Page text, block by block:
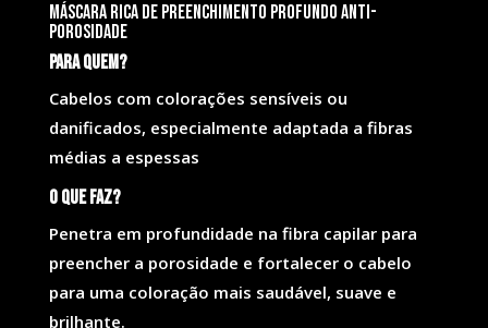
Máscara rica de preenchimento profundo anti-
porosidade
Para quem?
Cabelos com colorações sensíveis ou
danificados, especialmente adaptada a fibras
médias a espessas
O que faz?
Penetra em profundidade na fibra capilar para
preencher a porosidade e fortalecer o cabelo
para uma coloração mais saudável, suave e
brilhante.